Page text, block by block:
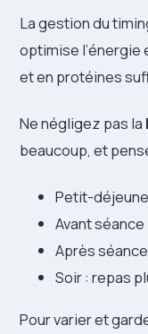
La gestion du
optimise l’énergie
et en protéines
Ne négligez pas la
beaucoup, et
Petit-
Avant
Après
Soir : repas
Pour varier et